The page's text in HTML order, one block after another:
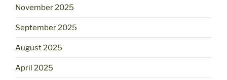
November 2025
September 2025
August 2025
April 2025